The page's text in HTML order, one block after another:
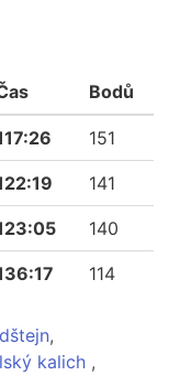
Bodů
151
141
140
114
,
kalich ,